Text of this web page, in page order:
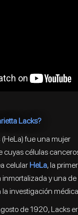
Lacks?
(HeLa) fue una mujer
cuyas células
celularHeLa, la
y una de
la investigación
de 1920, Lacks